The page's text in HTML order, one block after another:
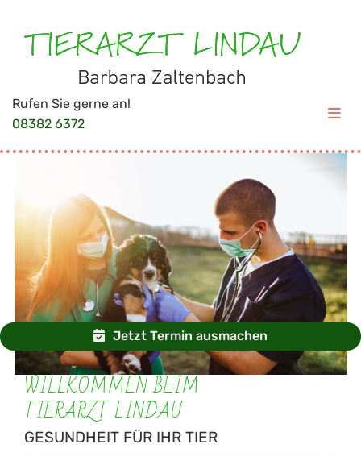
Rufen Sie gerne an!
08382 6372
Jetzt Termin ausmachen
WILLKOMMEN BEIM
TIERARZT LINDAU
GESUNDHEIT FÜR IHR TIER